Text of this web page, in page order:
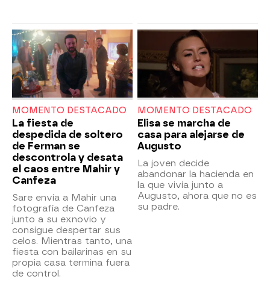
MOMENTO DESTACADO
La fiesta de
despedida de soltero
de Ferman se
descontrola y desata
el caos entre Mahir y
Canfeza
Sare envía a Mahir una
fotografía de Canfeza
junto a su exnovio y
consigue despertar sus
celos. Mientras tanto, una
fiesta con bailarinas en su
propia casa termina fuera
de control.
MOMENTO DESTACADO
Elisa se marcha de
casa para alejarse de
Augusto
La joven decide
abandonar la hacienda en
la que vivía junto a
Augusto, ahora que no es
su padre.